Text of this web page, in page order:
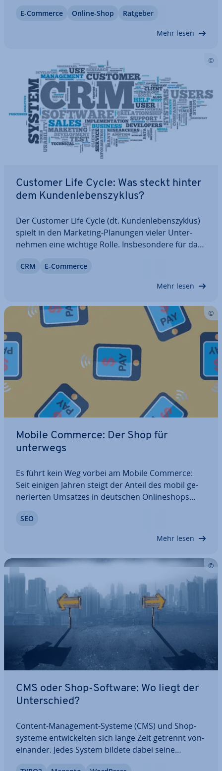
und Un­ter­neh­men sollten sich auf diese Trends
E-Commerce Online-Shop Ratgeber
Mehr lesen
Customer Life Cycle: Was steckt hinter
dem Kun­den­le­bens­zy­klus?
Der Customer Life Cycle (dt. Kun­den­le­bens­zy­klus)
spielt in den Marketing-Planungen vieler Un­ter­
neh­men eine wichtige Rolle. Ins­be­son­de­re für das
die de­tail­lier­ten Er­kennt­nis­se über die Ge­schäfts­
CRM E-Commerce
Mehr lesen
Mobile Commerce: Der Shop für
unterwegs
Es führt kein Weg vorbei am Mobile Commerce:
Seit einigen Jahren steigt der Anteil des mobil ge­
ne­rier­ten Umsatzes in deutschen On­line­shops
schen ein Drittel ihres Umsatzes über Smart­
phones und Tablets. Die Vor­aus­set­zung für Erfolge
SEO
Mehr lesen
CMS oder Shop-Software: Wo liegt der
Un­ter­schied?
Content-Ma­nage­ment-Systeme (CMS) und Shop­
sys­te­me ent­wi­ckel­ten sich lange Zeit getrennt von­
ein­an­der. Jedes System bildete dabei seine